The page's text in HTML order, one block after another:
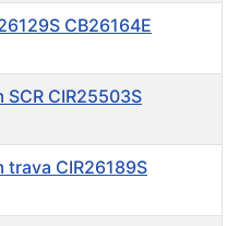
CB26164E
CIR25503S
CIR26189S